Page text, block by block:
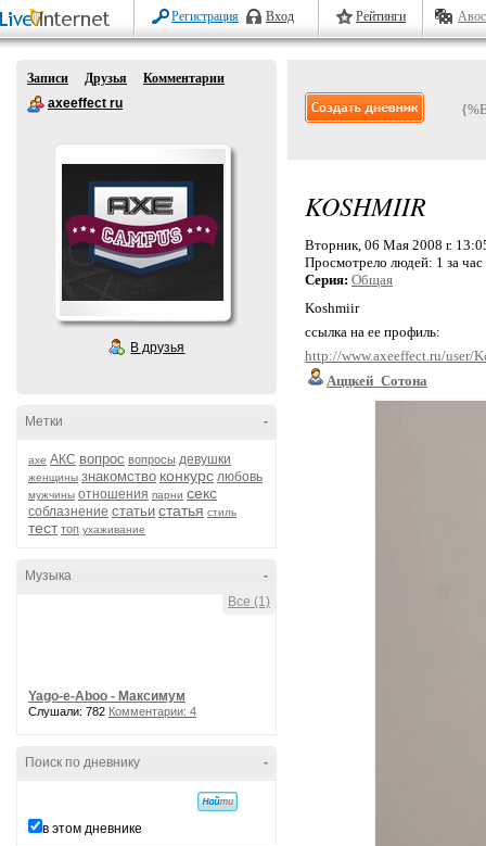
Регистрация Вход Рейтинги
Записи Друзья
Комментарии
axeeffect ru
В друзья
-
Метки
axe АКС вопрос вопросы девушки
женщины знакомство конкурс любовь
мужчины отношения парни секс
соблазнение статьи статья стиль
тест топ ухаживание
-
Музыка
Все (1)
Yago-e-Aboo - Максимум
Слушали: 782 Комментарии: 4
-
Поиск по дневнику
в этом дневнике
KOSHMIIR
Вторник, 06 Мая 2008 г.
Просмотрело людей: 1 за
Серия: Общая
Koshmiir
ссылка на ее профиль:
http://www.axeeffect.ru/user/
Аццкей_Сотона